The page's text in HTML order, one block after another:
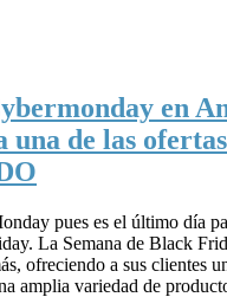
en
una de las
pues es el último día
La Semana de Black
ofreciendo a sus clientes
amplia variedad de